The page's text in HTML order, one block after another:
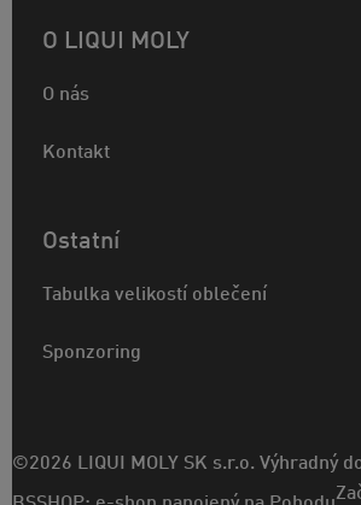
O LIQUI MOLY
O nás
Kontakt
Ostatní
Tabulka velikostí oblečení
Sponzoring
©2026 LIQUI MOLY SK s.r.o. Výhradný